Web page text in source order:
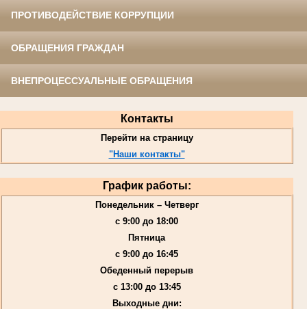
ПРОТИВОДЕЙСТВИЕ КОРРУПЦИИ
ОБРАЩЕНИЯ ГРАЖДАН
ВНЕПРОЦЕССУАЛЬНЫЕ ОБРАЩЕНИЯ
Контакты
Перейти на страницу
"Наши контакты"
График работы:
Понедельник – Четверг
с 9:00 до 18:00
Пятница
с 9:00 до 16:45
Обеденный перерыв
с 13:00 до 13:45
Выходные дни: